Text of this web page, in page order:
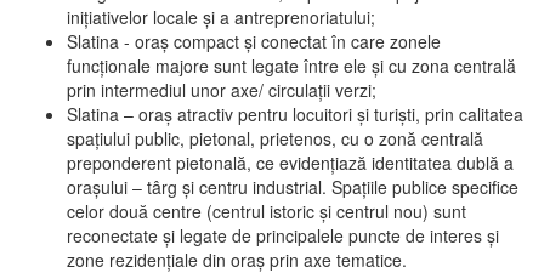
iniţiativelor locale şi a antreprenoriatului;
Slatina - oraş compact şi conectat în care zonele
funcţionale majore sunt legate între ele şi cu zona centrală
prin intermediul unor axe/ circulații verzi;
Slatina – oraş atractiv pentru locuitori şi turişti, prin calitatea
spaţiului public, pietonal, prietenos, cu o zonă centrală
preponderent pietonală, ce evidenţiază identitatea dublă a
oraşului – târg şi centru industrial. Spaţiile publice specifice
celor două centre (centrul istoric şi centrul nou) sunt
reconectate şi legate de principalele puncte de interes şi
zone rezidenţiale din oraş prin axe tematice.